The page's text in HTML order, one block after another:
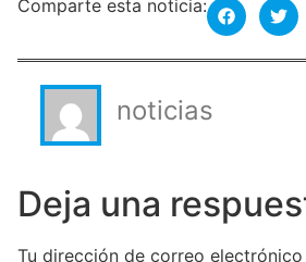
Comparte esta noticia:
noticias
Deja una
Tu dirección de correo